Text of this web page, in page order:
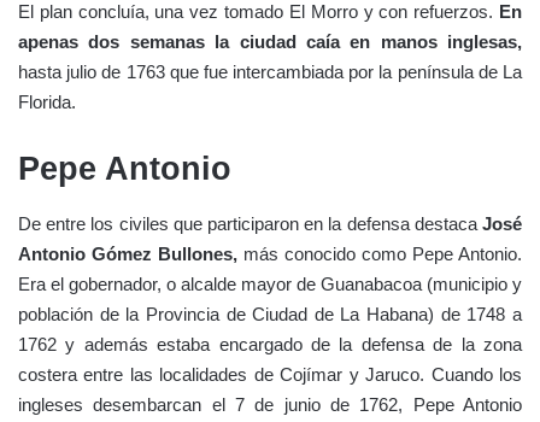
El plan concluía, una vez tomado El Morro y con refuerzos. En
apenas dos semanas la ciudad caía en manos inglesas,
hasta julio de 1763 que fue intercambiada por la península de La
Florida.
Pepe Antonio
De entre los civiles que participaron en la defensa destaca José
Antonio Gómez Bullones, más conocido como Pepe Antonio.
Era el gobernador, o alcalde mayor de Guanabacoa (municipio y
población de la Provincia de Ciudad de La Habana) de 1748 a
1762 y además estaba encargado de la defensa de la zona
costera entre las localidades de Cojímar y Jaruco. Cuando los
ingleses desembarcan el 7 de junio de 1762, Pepe Antonio